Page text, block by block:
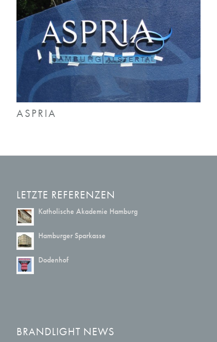
ASPRIA
LETZTE REFERENZEN
Katholische Akademie Hamburg
Hamburger Sparkasse
Dodenhof
BRANDLIGHT NEWS